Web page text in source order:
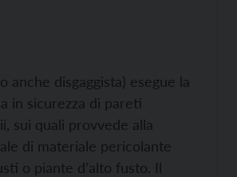
anche disgaggista) esegue la
in sicurezza di pareti
sui quali provvede alla
di materiale pericolante
o piante d’alto fusto. Il